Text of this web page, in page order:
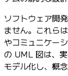
ソフトウェア開
ません。これら
やコミュニケー
の UML 図は、
モデル化し、概